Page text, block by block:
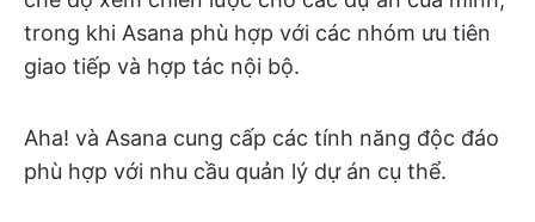
trong khi Asana phù hợp với các nhóm ưu tiên
giao tiếp và hợp tác nội bộ.
Aha! và Asana cung cấp các tính năng độc đáo
phù hợp với nhu cầu quản lý dự án cụ thể.